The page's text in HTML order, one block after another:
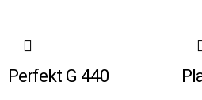
Perfekt G 440